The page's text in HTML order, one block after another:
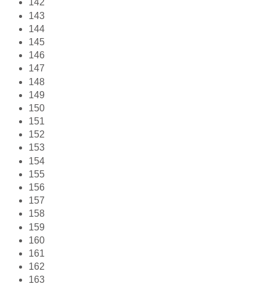
142
143
144
145
146
147
148
149
150
151
152
153
154
155
156
157
158
159
160
161
162
163